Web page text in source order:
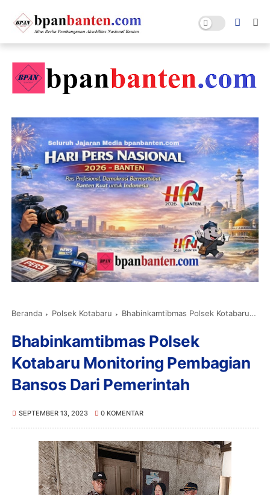
Beranda Polsek Kotabaru Bhabinkamtibmas Polsek Kotabaru Monitoring Pembagian Bansos Dari Pemerintah
Bhabinkamtibmas Polsek
Kotabaru Monitoring Pembagian
Bansos Dari Pemerintah
SEPTEMBER 13, 2023 0 KOMENTAR